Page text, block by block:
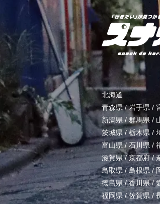
北海道
青森県/岩手県 /
新潟県 / 群馬県 /
茨城県 / 栃木県 /
富山県/ 石川県 /
滋賀県/京都府/
鳥取県/島根県/
徳島県/香川県/
福岡県/佐賀県/